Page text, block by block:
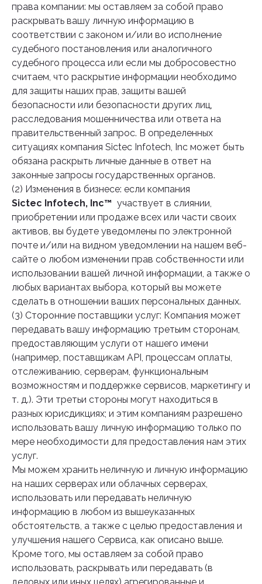
права компании: мы оставляем за собой право
раскрывать вашу личную информацию в
соответствии с законом и/или во исполнение
судебного постановления или аналогичного
судебного процесса или если мы добросовестно
считаем, что раскрытие информации необходимо
для защиты наших прав, защиты вашей
безопасности или безопасности других лиц,
расследования мошенничества или ответа на
правительственный запрос. В определенных
ситуациях компания Sictec Infotech, Inc может быть
обязана раскрыть личные данные в ответ на
законные запросы государственных органов.
(2) Изменения в бизнесе: если компания
Sictec Infotech, Inc™ участвует в слиянии,
приобретении или продаже всех или части своих
активов, вы будете уведомлены по электронной
почте и/или на видном уведомлении на нашем веб-
сайте о любом изменении прав собственности или
использовании вашей личной информации, а также о
любых вариантах выбора, который вы можете
сделать в отношении ваших персональных данных.
(3) Сторонние поставщики услуг: Компания может
передавать вашу информацию третьим сторонам,
предоставляющим услуги от нашего имени
(например, поставщикам API, процессам оплаты,
отслеживанию, серверам, функциональным
возможностям и поддержке сервисов, маркетингу и
т. д.). Эти третьи стороны могут находиться в
разных юрисдикциях; и этим компаниям разрешено
использовать вашу личную информацию только по
мере необходимости для предоставления нам этих
услуг.
Мы можем хранить неличную и личную информацию
на наших серверах или облачных серверах,
использовать или передавать неличную
информацию в любом из вышеуказанных
обстоятельств, а также с целью предоставления и
улучшения нашего Сервиса, как описано выше.
Кроме того, мы оставляем за собой право
использовать, раскрывать или передавать (в